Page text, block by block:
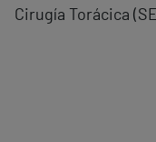
Cirugía Torácica